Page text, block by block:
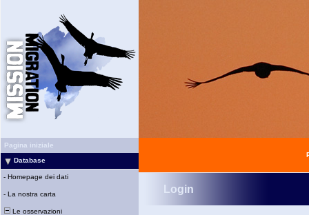
Pagina iniziale
Database
- Homepage dei dati
- La nostra carta
Le osservazioni
Login